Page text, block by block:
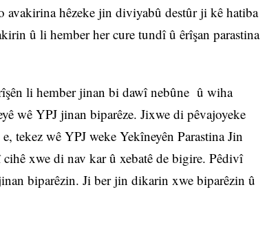
hêzeke jin diviyabû destûr ji kê hatiba
û li hember her cure tundî û êrîşan parastina
li hember jinan bi dawî nebûne û wiha
wê YPJ jinan biparêze. Jixwe di pêvajoyeke
tekez wê YPJ weke Yekîneyên Parastina Jin
xwe di nav kar û xebatê de bigire. Pêdivî
biparêzin. Ji ber jin dikarin xwe biparêzin û